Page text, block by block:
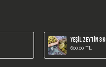
Yeşil Zeytin 3
600,00 TL